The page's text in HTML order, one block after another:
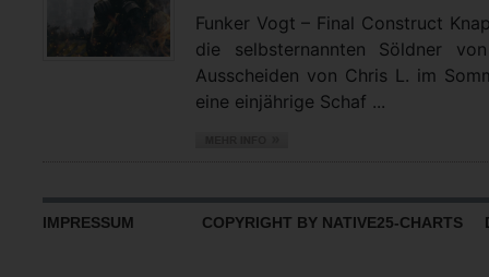
Funker Vogt – Final Construct
die selbsternannten Söldner
Ausscheiden von Chris L. im
eine einjährige Schaf ...
IMPRESSUM COPYRIGHT BY NATIVE25-CHARTS